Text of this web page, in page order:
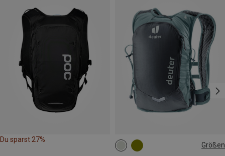
Du sparst 27%
Größen
5L